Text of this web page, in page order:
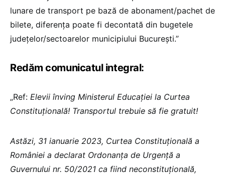
lunare de transport pe bază de abonament/pachet de
bilete, diferența poate fi decontată din bugetele
județelor/sectoarelor municipiului București.”
Redăm comunicatul integral:
„Ref: Elevii înving Ministerul Educației la Curtea
Constituțională! Transportul trebuie să fie gratuit!
Astăzi, 31 ianuarie 2023, Curtea Constituțională a
României a declarat Ordonanța de Urgență a
Guvernului nr. 50/2021 ca fiind neconstituțională,